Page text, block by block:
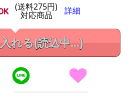
(送料275円)
対応商品 詳細
れる(読込中...)